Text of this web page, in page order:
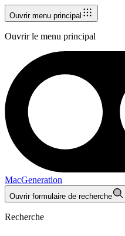
Ouvrir menu principal
Ouvrir le menu principal
MacGeneration
Ouvrir formulaire de recherche
Recherche